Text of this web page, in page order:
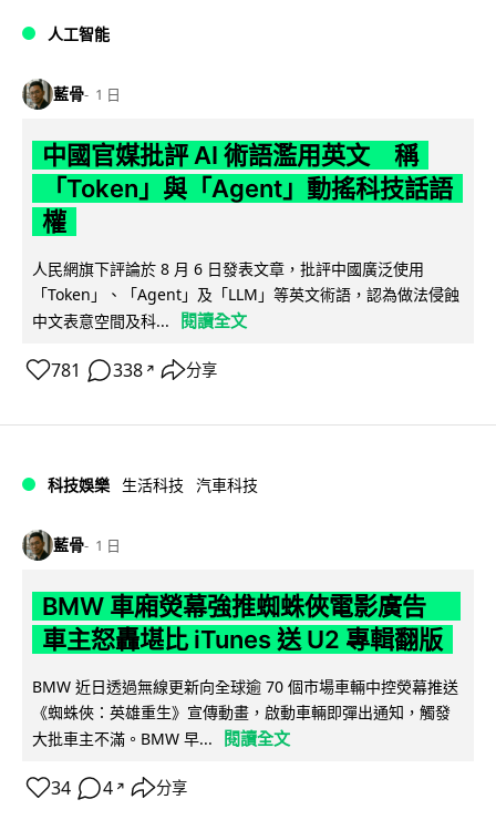
人工智能
藍骨 1 日
中國官媒批評 AI 術語濫用英文 稱
「Token」與「Agent」動搖科技話語
權
人民網旗下評論於 8 月 6 日發表文章，批評中國廣泛使用
「Token」、「Agent」及「LLM」等英文術語，認為做法侵蝕
中文表意空間及科...
閱讀全文
781 338 ↗ 分享
科技娛樂 生活科技 汽車科技
藍骨 1 日
BMW 車廂熒幕強推蜘蛛俠電影廣告
車主怒轟堪比 iTunes 送 U2 專輯翻版
BMW 近日透過無線更新向全球逾 70 個市場車輛中控熒幕推送
《蜘蛛俠：英雄重生》宣傳動畫，啟動車輛即彈出通知，觸發
大批車主不滿。BMW 早...
閱讀全文
34 4 ↗ 分享